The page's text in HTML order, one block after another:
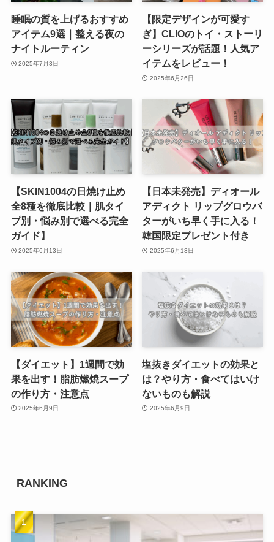
睡眠の質を上げるおすすめ
アイテム9選｜整える夜の
ナイトルーティン
2025年7月3日
【限定デザインが可愛す
ぎ】CLIOのトイ・ストーリ
ーシリーズが話題！人気ア
イテムをレビュー！
2025年6月26日
【SKIN1004の日焼け止め
全8種を徹底比較｜肌タイ
プ別・悩み別で選べる完全
ガイド】
2025年6月13日
【日本未発売】ディオール
アディクト リップグロウバ
ターがいち早く手に入る！
韓国限定プレゼント付き
2025年6月13日
【ダイエット】1週間で効
果を出す！脂肪燃焼スープ
の作り方・注意点
2025年6月9日
塩抜きダイエットの効果と
は？やり方・食べてはいけ
ないものも解説
2025年6月9日
RANKING